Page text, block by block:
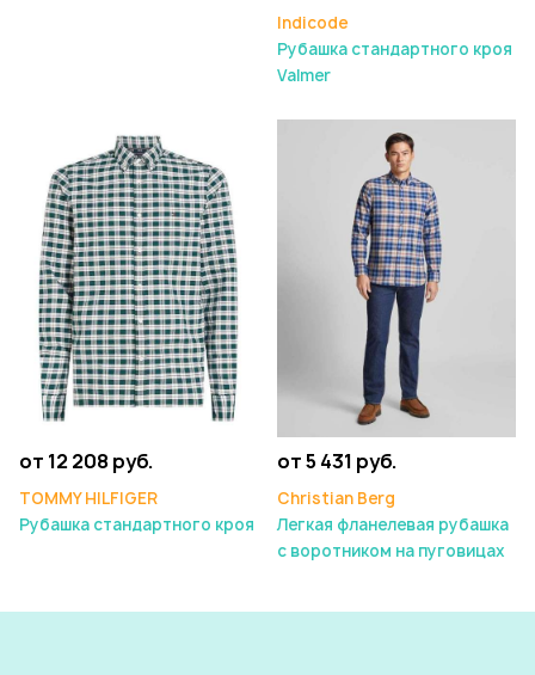
Indicode
Рубашка стандартного кроя
Valmer
от 12 208 руб.
TOMMY HILFIGER
Рубашка стандартного кроя
от 5 431 руб.
Christian Berg
Легкая фланелевая рубашка
с воротником на пуговицах